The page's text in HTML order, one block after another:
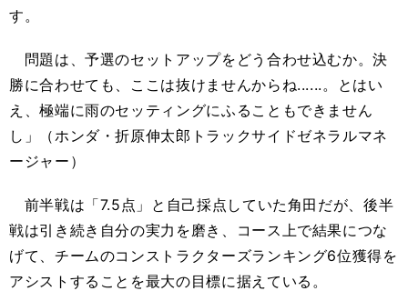
す。
問題は、予選のセットアップをどう合わせ込むか。決
勝に合わせても、ここは抜けませんからね......。とはい
え、極端に雨のセッティングにふることもできません
し」（ホンダ・折原伸太郎トラックサイドゼネラルマネ
ージャー）
前半戦は「7.5点」と自己採点していた角田だが、後半
戦は引き続き自分の実力を磨き、コース上で結果につな
げて、チームのコンストラクターズランキング6位獲得を
アシストすることを最大の目標に据えている。